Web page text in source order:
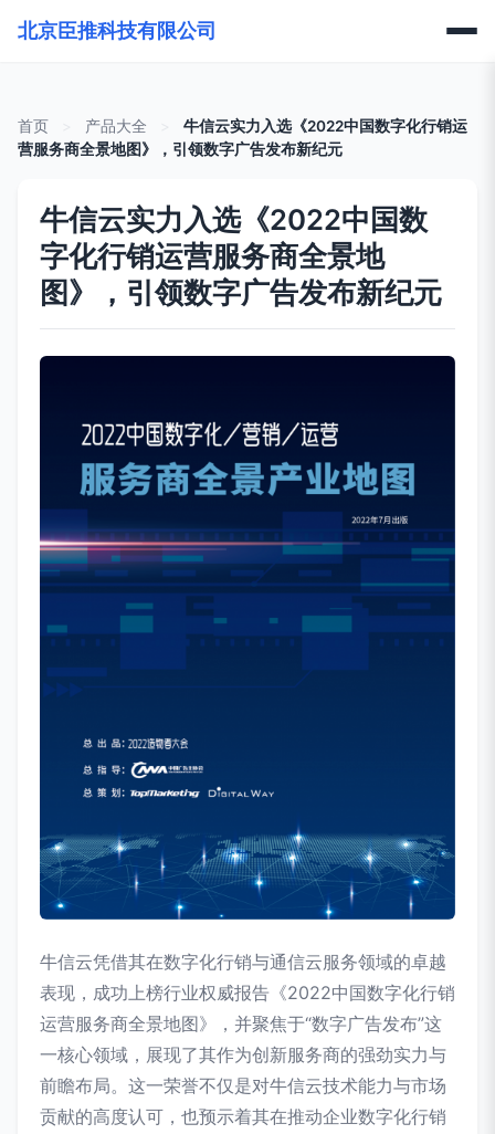
北京臣推科技有限公司
首页 产品大全
牛信云实力入选《2022中国数字化行销运
营服务商全景地图》，引领数字广告发布新纪元
牛信云实力入选《2022中国数
字化行销运营服务商全景地
图》，引领数字广告发布新纪元
牛信云凭借其在数字化行销与通信云服务领域的卓越
表现，成功上榜行业权威报告《2022中国数字化行销
运营服务商全景地图》，并聚焦于“数字广告发布”这
一核心领域，展现了其作为创新服务商的强劲实力与
前瞻布局。这一荣誉不仅是对牛信云技术能力与市场
贡献的高度认可，也预示着其在推动企业数字化行销